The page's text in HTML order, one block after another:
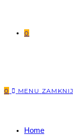
0
0 MENU ZAMKNIJ
Home